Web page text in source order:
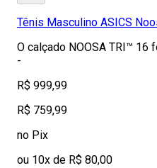
Tênis Masculino ASICS
O calçado NOOSA TRI™
-
R$ 999,99
R$ 759,99
no Pix
ou 10x de R$ 80,00